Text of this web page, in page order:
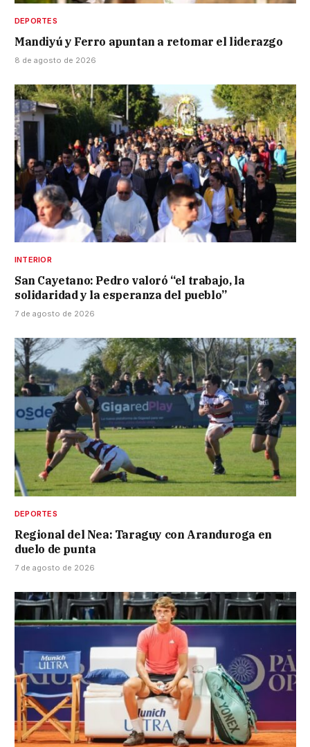
DEPORTES
Mandiyú y Ferro apuntan a retomar el liderazgo
8 de agosto de 2026
INTERIOR
San Cayetano: Pedro valoró “el trabajo, la
solidaridad y la esperanza del pueblo”
7 de agosto de 2026
DEPORTES
Regional del Nea: Taraguy con Aranduroga en
duelo de punta
7 de agosto de 2026